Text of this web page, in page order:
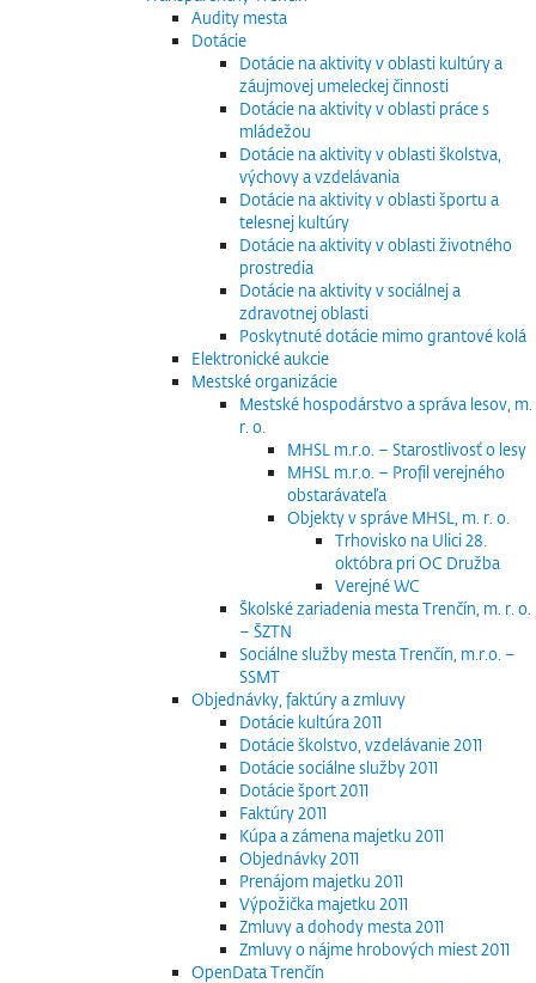
Audity mesta
Dotácie
Dotácie na aktivity v oblasti kultúry a
záujmovej umeleckej činnosti
Dotácie na aktivity v oblasti práce s
mládežou
Dotácie na aktivity v oblasti školstva,
výchovy a vzdelávania
Dotácie na aktivity v oblasti športu a
telesnej kultúry
Dotácie na aktivity v oblasti životného
prostredia
Dotácie na aktivity v sociálnej a
zdravotnej oblasti
Poskytnuté dotácie mimo grantové kolá
Elektronické aukcie
Mestské organizácie
Mestské hospodárstvo a správa lesov, m.
r. o.
MHSL m.r.o. – Starostlivosť o lesy
MHSL m.r.o. – Profil verejného
obstarávateľa
Objekty v správe MHSL, m. r. o.
Trhovisko na Ulici 28.
októbra pri OC Družba
Verejné WC
Školské zariadenia mesta Trenčín, m. r. o.
– ŠZTN
Sociálne služby mesta Trenčín, m.r.o. –
SSMT
Objednávky, faktúry a zmluvy
Dotácie kultúra 2011
Dotácie školstvo, vzdelávanie 2011
Dotácie sociálne služby 2011
Dotácie šport 2011
Faktúry 2011
Kúpa a zámena majetku 2011
Objednávky 2011
Prenájom majetku 2011
Výpožička majetku 2011
Zmluvy a dohody mesta 2011
Zmluvy o nájme hrobových miest 2011
OpenData Trenčín